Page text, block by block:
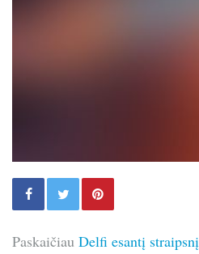
Paskaičiau Delfi esantį straipsnį